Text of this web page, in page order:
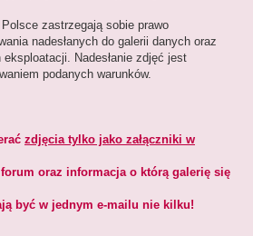
zastrzegają sobie prawo
nadesłanych do galerii danych oraz
Nadesłanie zdjęć jest
podanych warunków.
zdjęcia tylko jako załączniki w
oraz informacja o którą galerię się
być w jednym e-mailu nie kilku!